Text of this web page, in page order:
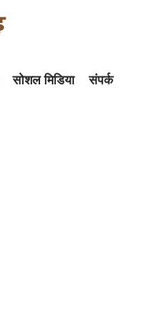
सोशल मिडिया संपर्क